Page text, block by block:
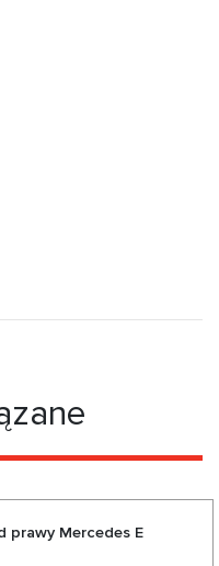
prawy Mercedes E